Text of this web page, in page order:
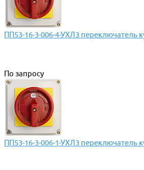
ПП53-16-3-006-4-УХЛ3 переключатель
По запросу
ПП53-16-3-006-1-УХЛ3 переключатель